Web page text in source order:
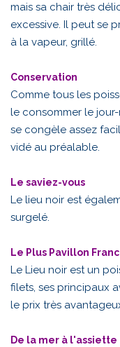
mais sa chair très
excessive. Il peut se
à la vapeur, grillé.
Conservation
Comme tous les
le consommer le
se congèle assez
vidé au préalable.
Le saviez-vous
Le lieu noir est
surgelé.
Le Plus Pavillon
Le Lieu noir est un
filets, ses principaux
le prix très
De la mer à l'assiette